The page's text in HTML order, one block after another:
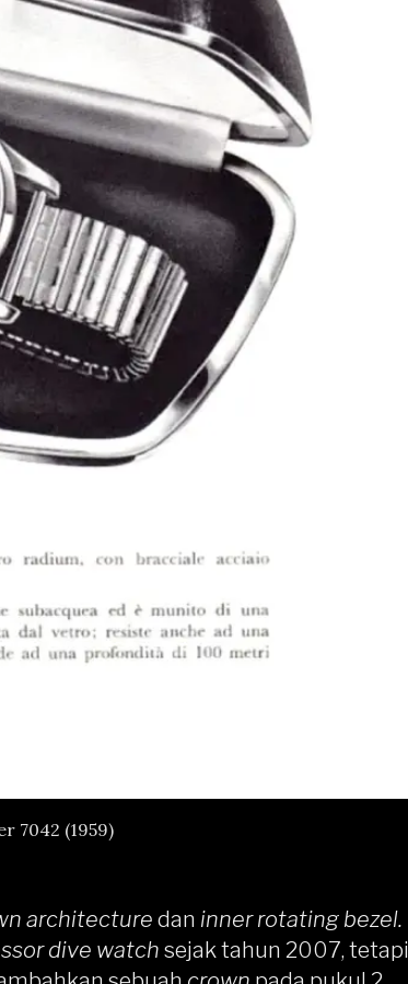
7042 (1959)
architecture dan inner rotating bezel.
dive watch sejak tahun 2007, tetapi